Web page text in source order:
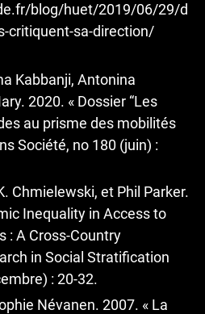
blog/huet/2019/06/29/d
critiquent-sa-direction/
Kabbanji, Antonina
2020. « Dossier “Les
au prisme des mobilités
Société, no 180 (juin) :
Chmielewski, et Phil Parker.
Inequality in Access to
: A Cross-Country
in Social Stratification
: 20‑32.
Névanen. 2007. « La